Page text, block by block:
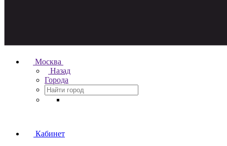
Москва
Назад
Города
Кабинет